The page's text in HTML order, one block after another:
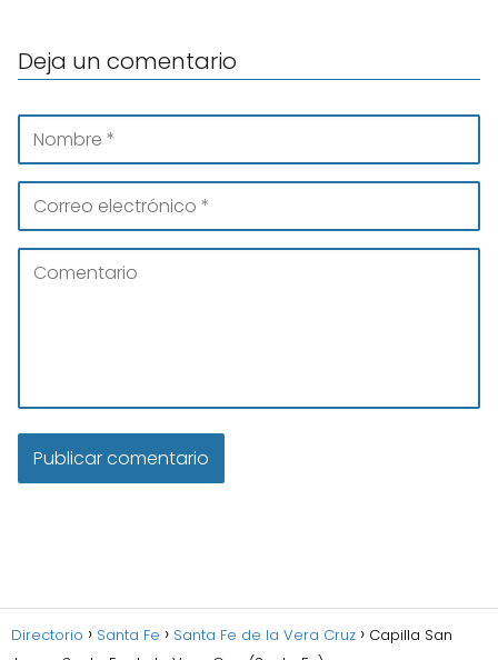
Deja un comentario
Directorio Santa Fe Santa Fe de la Vera Cruz
Capilla San